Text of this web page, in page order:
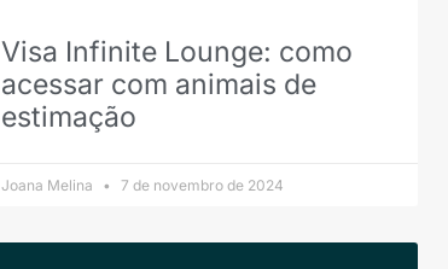
Visa Infinite Lounge: como
acessar com animais de
estimação
Joana Melina 7 de novembro de 2024